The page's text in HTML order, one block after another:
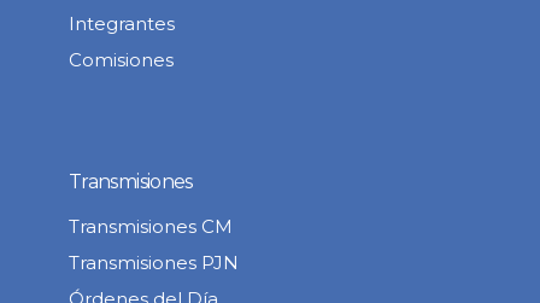
Integrantes
Comisiones
Transmisiones
Transmisiones CM
Transmisiones PJN